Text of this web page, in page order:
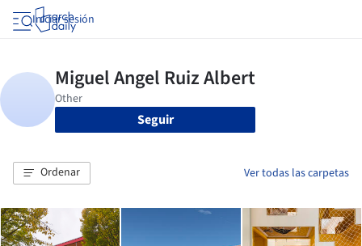
Iniciar sesión
Seguir
Ordenar Ver todas las carpetas